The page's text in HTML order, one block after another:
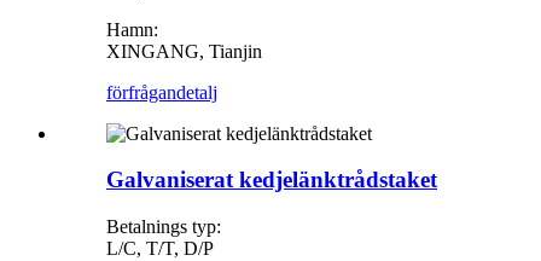
Hamn:
XINGANG, Tianjin
förfrågandetalj
Galvaniserat kedjelänktrådstaket
Betalnings typ:
L/C, T/T, D/P